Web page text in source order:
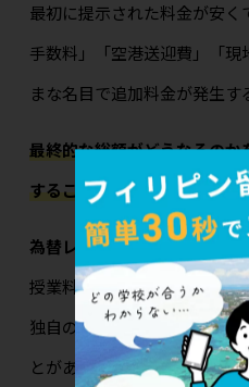
最初に提示された料金が安
手数料」「空港送迎費」「
まな名目で追加料金が発生す
最終的な総額がどうなるの
することが重要です。
為替レートの上乗せ
授業料や現地費用を日本円
独自の為替レートを設定し、
とがあります。